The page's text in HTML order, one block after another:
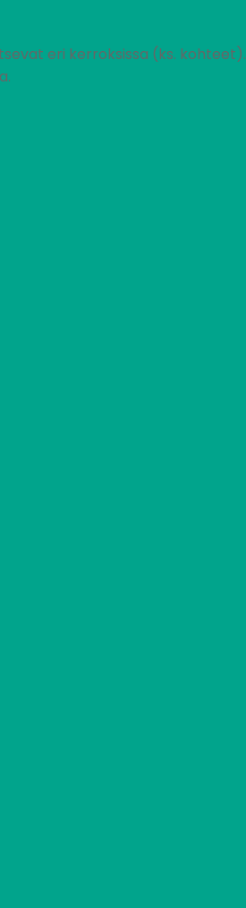
eri kerroksissa (ks. kohteet).